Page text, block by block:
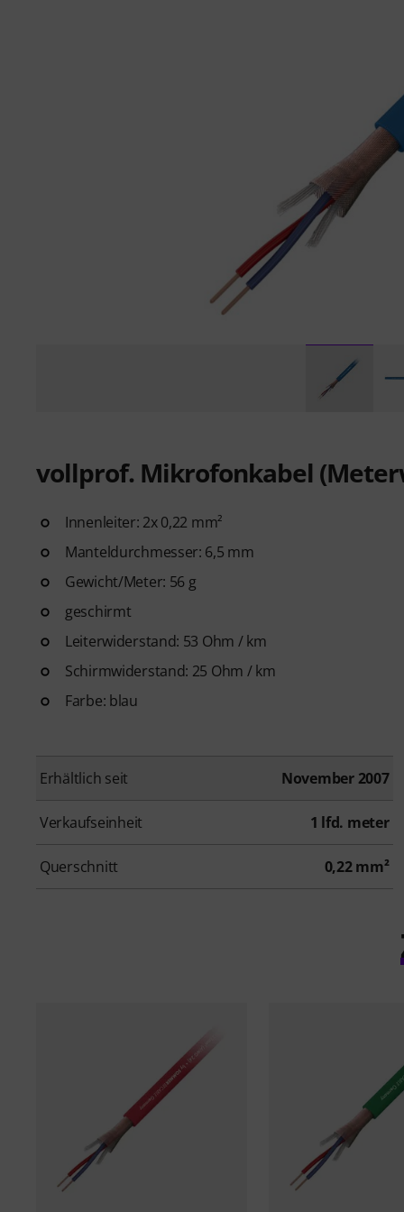
vollprof. Mikrofonkabel
Innenleiter: 2x 0,22 mm²
Manteldurchmesser: 6,5 mm
Gewicht/Meter: 56 g
geschirmt
Leiterwiderstand: 53 Ohm / km
Schirmwiderstand: 25 Ohm / km
Farbe: blau
Erhältlich seit November 2007
Verkaufseinheit 1 lfd. meter
Querschnitt 0,22 mm²